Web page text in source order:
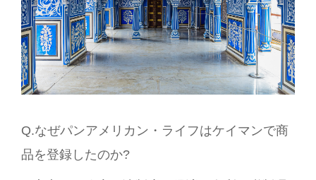
Q.なぜパンアメリカン・ライフはケイマンで商
品を登録したのか?